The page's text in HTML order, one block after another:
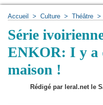
Accueil > Culture > Théâtre >
Série
ENKOR: I y a
maison !
Rédigé par leral.net le